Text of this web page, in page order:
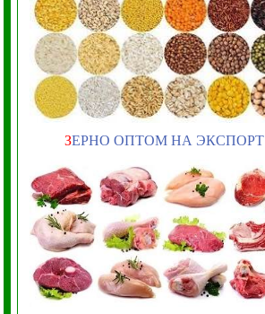
ЗЕРНО ОПТОМ НА ЭКСПОРТ